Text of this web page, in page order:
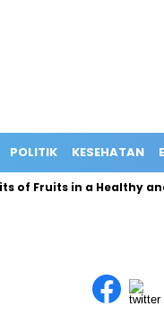
POLITIK KESEHATAN
in a Healthy and